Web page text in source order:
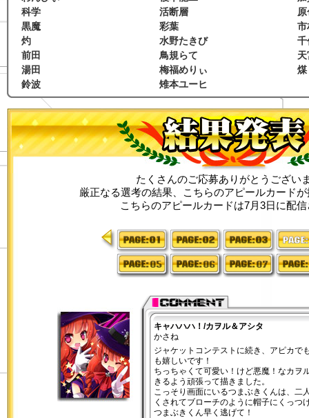
科学
活断層
黒魔
彩葉
市
灼
水野たきび
千
前田
鳥規らて
湯田
梅福めりぃ
煤
鈴波
雉本ユーヒ
たくさんのご応募ありがとうござい
厳正なる選考の結果、こちらのアピールカード
こちらのアピールカードは7月3日に配
1 2 3 4
キャハハハ！/カヲル＆アシタ
かさね
ジャケットコンテストに続き、アピカで
も嬉しいです！
ちっちゃくて可愛い！けど悪魔！なカヲ
きるよう頑張って描きました。
こっそり画面にいるつまぶきくんは、二
くされてブローチのように帽子にくっつ
つまぶきくん早く逃げて！